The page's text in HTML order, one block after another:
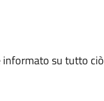
informato su tutto ciò